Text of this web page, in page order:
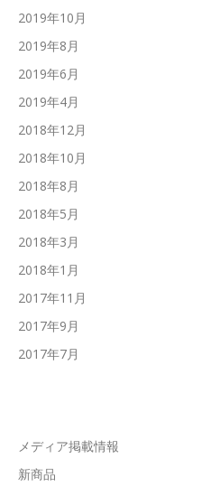
2019年10月
2019年8月
2019年6月
2019年4月
2018年12月
2018年10月
2018年8月
2018年5月
2018年3月
2018年1月
2017年11月
2017年9月
2017年7月
メディア掲載情報
新商品